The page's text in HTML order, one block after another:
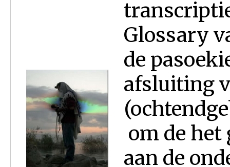
Glossary
de
afsluiting
om de het
aan de